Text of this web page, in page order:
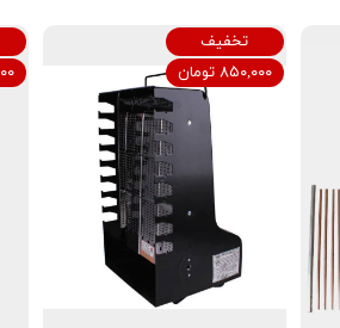
تخفیف
۸۵۰,۰۰۰ تومان